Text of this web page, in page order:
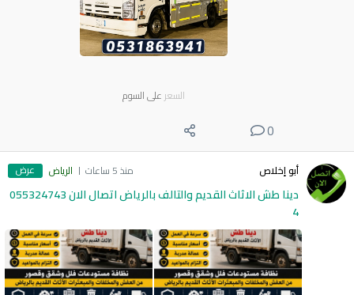
السعر على السوم
0
أبو إخلاص منذ 5 ساعات الرياض عرض
دينا طش الاثاث القديم والتالف بالرياض اتصال الان 055324743
4